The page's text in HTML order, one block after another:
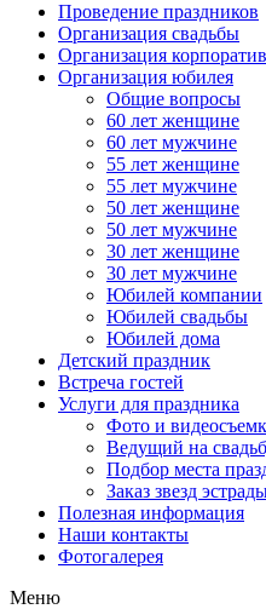
Проведение праздников
Организация свадьбы
Организация
Организация юбилея
Общие вопросы
60 лет женщине
60 лет мужчине
55 лет женщине
55 лет мужчине
50 лет женщине
50 лет мужчине
30 лет женщине
30 лет мужчине
Юбилей компании
Юбилей свадьбы
Юбилей дома
Детский праздник
Встреча гостей
Услуги для праздника
Фото и
Ведущий на
Подбор места
Заказ звезд
Полезная информация
Наши контакты
Фотогалерея
Меню